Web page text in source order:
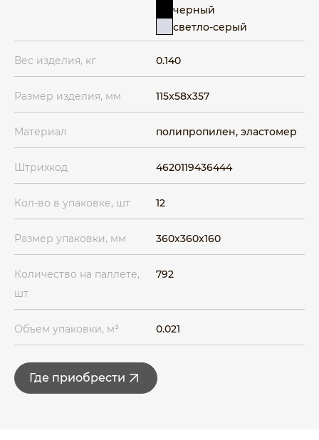
черный
светло-серый
Вес изделия, кг 0.140
Размер изделия, мм 115x58x357
Материал полипропилен, эластомер
Штрихкод 4620119436444
Кол-во в упаковке, шт 12
Размер упаковки, мм 360x360x160
Количество на паллете,
шт
792
Объем упаковки, м³ 0.021
Где приобрести